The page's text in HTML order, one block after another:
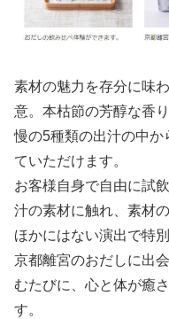
素材の魅力を存分に味
意。本枯節の芳醇な香
慢の5種類の出汁の中
ていただけます。
お客様自身で自由に試
汁の素材に触れ、素材
ほかにはない演出で特
京都離宮のおだしに出
むたびに、心と体が癒
す。